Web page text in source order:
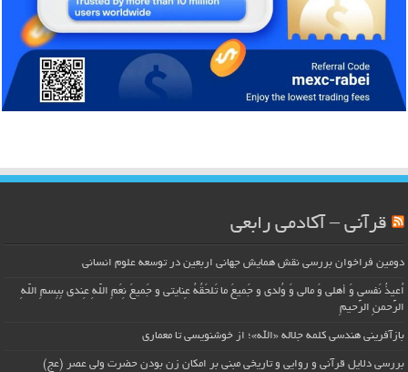
قرآنی – آکادمی رابعی
دومین فراخوان بررسی نقش همایش جهانی اربعین در توسعه علوم انسانی
اُعیذُ نَفسی وَ أهلی وَ مالی وَ وُلدی و جَمیعَ ما تَلحَقُهُ عِنایتی و جَمیعَ نِعَمِ اللّهِ عِندی بِبِسمِ اللّهِ
الرَّحمنِ الرَّحیمِ
بازآفرینی هندسی کلمه جلاله «الله»؛ از خوشنویسی تا معماری
بررسی دلایل قرآنی و روایی و تاریخی مبنی بر امکان زن بودن حضرت ولی عصر (عج)